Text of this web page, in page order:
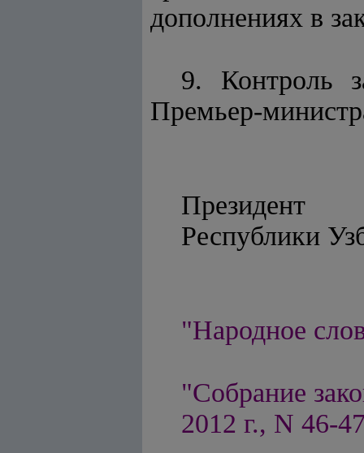
дополнениях в
9. Контроль
Премьер-
Президент
"Народное
"Собрание
2012 г., N 46-